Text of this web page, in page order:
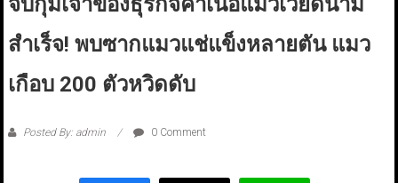
สำเร็จ! พบซากแมวแช่แข็งหลายตัน แมว
เกือบ 200 ตัวหวิดดับ
Posted By: admin 0 Comment